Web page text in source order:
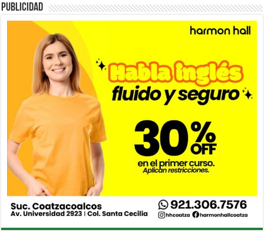
PUBLICIDAD